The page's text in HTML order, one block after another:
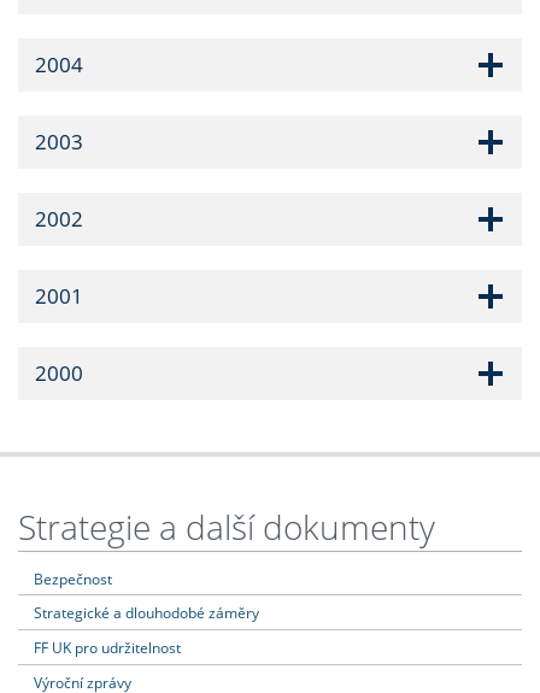
2004
2003
2002
2001
2000
Strategie a další dokumenty
Bezpečnost
Strategické a dlouhodobé záměry
FF UK pro udržitelnost
Výroční zprávy